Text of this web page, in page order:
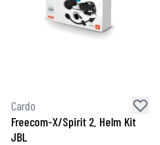
Cardo
Freecom-X/Spirit 2. Helm Kit
JBL